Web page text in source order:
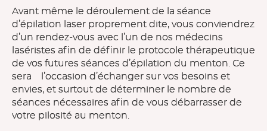
Avant même le déroulement de la séance
d’épilation laser proprement dite, vous conviendrez
d’un rendez-vous avec l’un de nos médecins
laséristes afin de définir le protocole thérapeutique
de vos futures séances d’épilation du menton. Ce
sera l’occasion d’échanger sur vos besoins et
envies, et surtout de déterminer le nombre de
séances nécessaires afin de vous débarrasser de
votre pilosité au menton.